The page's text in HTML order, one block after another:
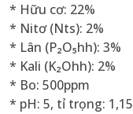
* Hữu cơ: 22%
* Nitơ (Nts): 2%
* Lân (P₂O₅hh): 3%
* Kali (K₂Ohh): 2%
* Bo: 500ppm
* pH: 5, tỉ trọng: 1,15